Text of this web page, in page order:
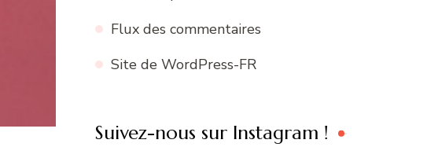
Flux des commentaires
Site de WordPress-FR
Suivez-nous sur Instagram !